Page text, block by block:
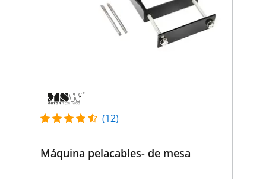
(12)
Máquina pelacables- de mesa